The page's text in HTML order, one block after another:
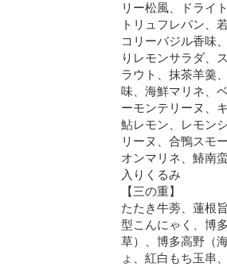
リー松風、ドライ
トリュフレパン、
コリーバジル香味
りレモンサラダ、
ラウト、抹茶羊羹
味、海鮮マリネ、
ーモンテリーヌ、
鮎レモン、レモン
リーヌ、合鴨スモ
オンマリネ、鰆南
入りくるみ
【三の重】
たたき牛蒡、蓮根
型こんにゃく、博
草）、博多高野（
ょ、紅白もち玉串